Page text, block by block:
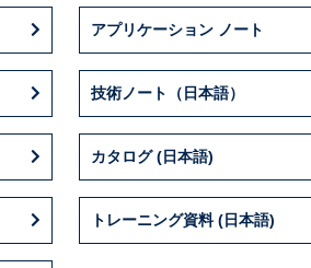
アプリケーション ノート
技術ノート（日本語）
カタログ (日本語)
トレーニング資料 (日本語)